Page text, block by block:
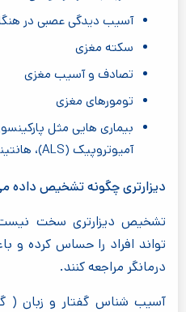
آسیب دیدگی عصبی در
سکته مغزی
تصادف و آسیب مغزی
تومورهای مغزی
بیماری هایی مثل
آمیوتروپیک (ALS)، هانتینگتون
دیزارتری چگونه تشخیص داده
تشخیص دیزارتری سخت
تواند افراد را حساس کرده
درمانگر مراجعه کنند.
آسیب شناس گفتار و زبان (